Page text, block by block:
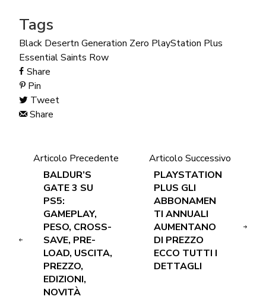
Tags
Black Desertn Generation Zero PlayStation Plus
EssentialSaints Row
Share
Pin
Tweet
Share
Articolo Precedente
BALDUR’S
GATE 3 SU
PS5:
GAMEPLAY,
PESO, CROSS-
SAVE, PRE-
LOAD, USCITA,
PREZZO,
EDIZIONI,
NOVITÀ
Articolo Successivo
PLAYSTATION
PLUS GLI
ABBONAMEN
TI ANNUALI
AUMENTANO
DI PREZZO
ECCO TUTTI I
DETTAGLI